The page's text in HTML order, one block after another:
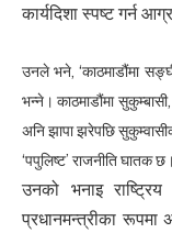
कार्यदिशा स्पष्ट गर्न
उनले भने, ‘काठमाडौंमा
भन्ने। काठमाडौंमा
अनि झापा झरेपछि
‘पपुलिष्ट’ राजनीति घातक
उनको भनाइ
प्रधानमन्त्रीका रूपमा